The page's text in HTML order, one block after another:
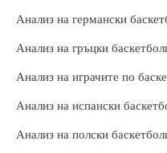
Анализ на германски
Анализ на гръцки
Анализ на играчите по
Анализ на испански
Анализ на полски